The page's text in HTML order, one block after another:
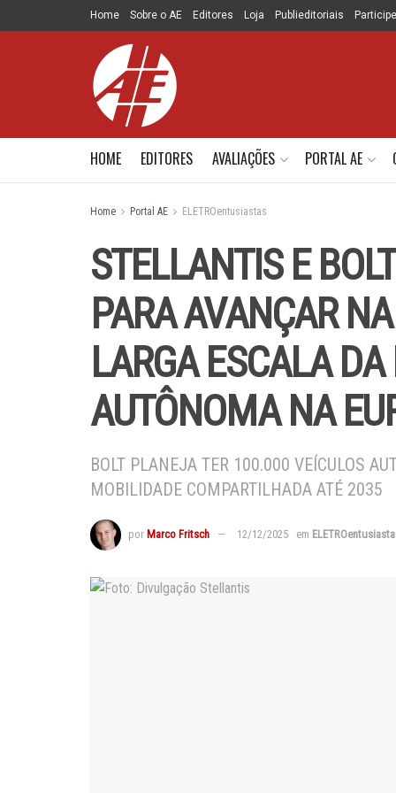
Home Sobre o AE Editores Loja Publieditoriais
HOME EDITORES AVALIAÇÕES PORTAL AE
Home Portal AE ELETROentusiastas
STELLANTIS E
PARA AVANÇAR
LARGA ESCALA
AUTÔNOMA NA
BOLT PLANEJA TER 100.000 VEÍCULOS
MOBILIDADE COMPARTILHADA ATÉ 2035
por Marco Fritsch 12/12/2025 em